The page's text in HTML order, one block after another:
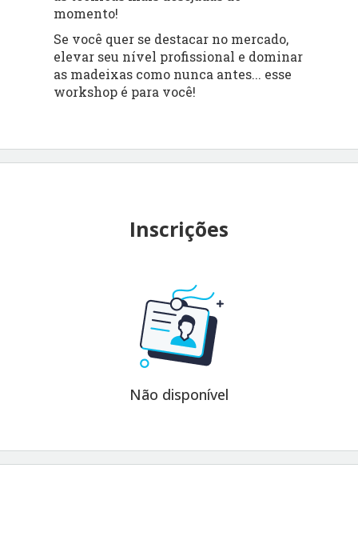
momento!
Se você quer se destacar no mercado,
elevar seu nível profissional e dominar
as madeixas como nunca antes... esse
workshop é para você!
Inscrições
Não disponível